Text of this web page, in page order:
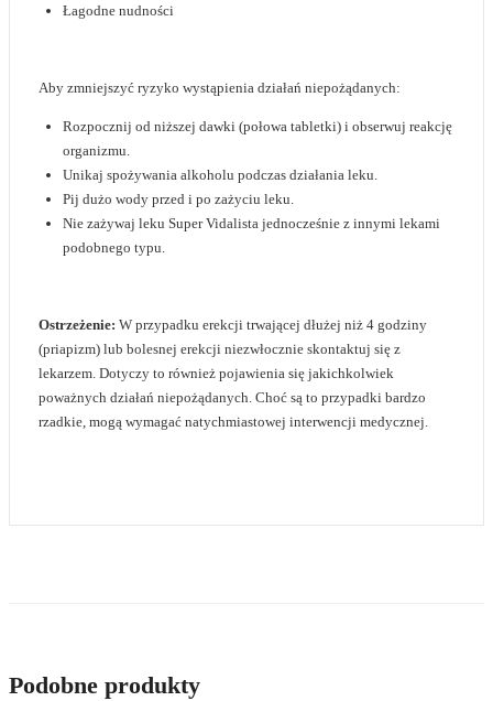
Łagodne nudności
Aby zmniejszyć ryzyko wystąpienia działań niepożądanych:
Rozpocznij od niższej dawki (połowa tabletki) i obserwuj reakcję
organizmu.
Unikaj spożywania alkoholu podczas działania leku.
Pij dużo wody przed i po zażyciu leku.
Nie zażywaj leku Super Vidalista jednocześnie z innymi lekami
podobnego typu.
Ostrzeżenie: W przypadku erekcji trwającej dłużej niż 4 godziny
(priapizm) lub bolesnej erekcji niezwłocznie skontaktuj się z
lekarzem. Dotyczy to również pojawienia się jakichkolwiek
poważnych działań niepożądanych. Choć są to przypadki bardzo
rzadkie, mogą wymagać natychmiastowej interwencji medycznej.
Podobne produkty